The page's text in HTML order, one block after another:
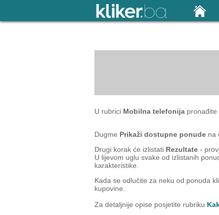
U rubrici Mobilna telefonija pronađite
Dugme Prikaži dostupne ponude na
Drugi korak će izlistati Rezultate -
U lijevom uglu svake od izlistanih
karakteristike.
Kada se odlučite za neku od ponuda
kupovine.
Za detaljnije opise posjetite rubriku